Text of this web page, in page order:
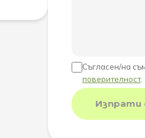
Съгласен/на
поверителност.
Изпрати